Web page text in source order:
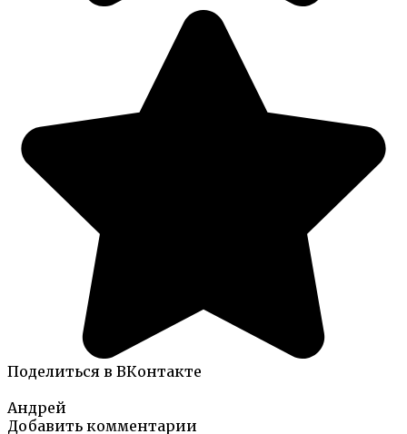
Поделиться в ВКонтакте
Андрей
Добавить комментарии